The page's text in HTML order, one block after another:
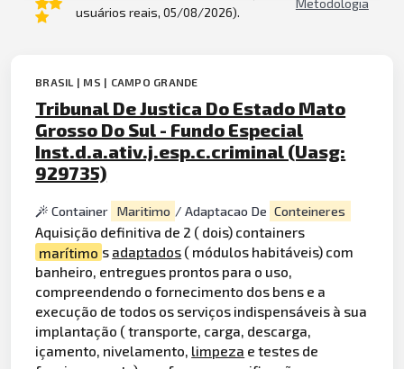
usuários reais, 05/08/2026).
Metodologia
BRASIL | MS | CAMPO GRANDE
Tribunal De Justica Do Estado Mato
Grosso Do Sul - Fundo Especial
Inst.d.a.ativ.j.esp.c.criminal (Uasg:
929735)
Container Maritimo / Adaptacao De Conteineres
Aquisição definitiva de 2 ( dois) containers
marítimo s adaptados ( módulos habitáveis) com
banheiro, entregues prontos para o uso,
compreendendo o fornecimento dos bens e a
execução de todos os serviços indispensáveis à sua
implantação ( transporte, carga, descarga,
içamento, nivelamento, limpeza e testes de